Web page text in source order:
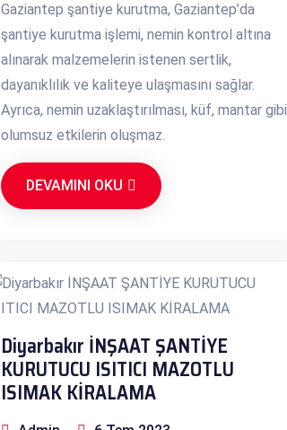
Gaziantep şantiye kurutma, Gaziantep’da
şantiye kurutma işlemi, nemin kontrol altına
alınarak malzemelerin istenen sertlik,
dayanıklılık ve kaliteye ulaşmasını sağlar.
Ayrıca, nemin uzaklaştırılması, küf, mantar gibi
olumsuz etkilerin oluşmaz.
DEVAMINI OKU
Diyarbakır İNŞAAT ŞANTİYE
KURUTUCU ISITICI MAZOTLU
ISIMAK KİRALAMA